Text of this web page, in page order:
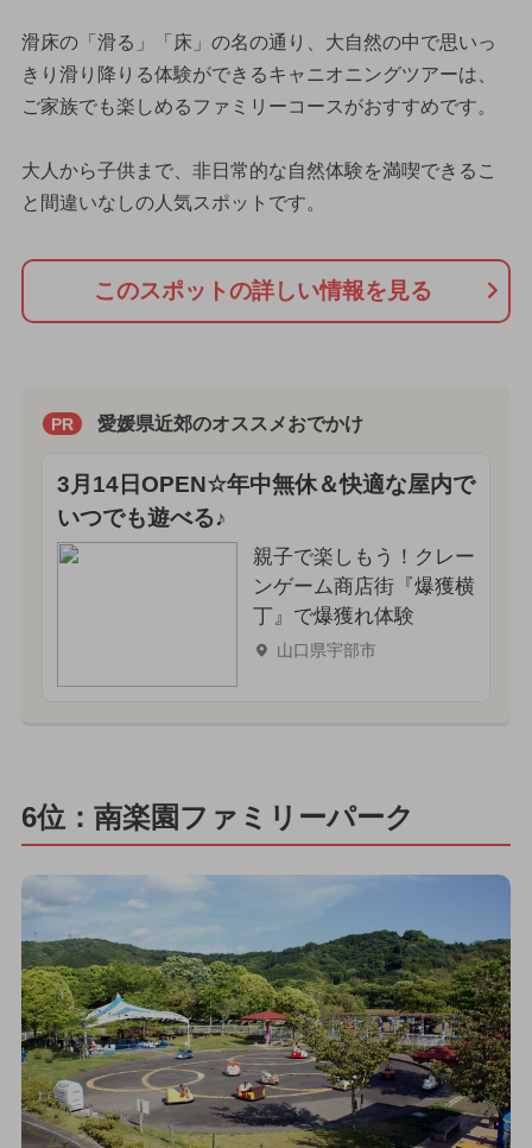
滑床の「滑る」「床」の名の通り、大自然の中で思いっ
きり滑り降りる体験ができるキャニオニングツアーは、
ご家族でも楽しめるファミリーコースがおすすめです。
大人から子供まで、非日常的な自然体験を満喫できるこ
と間違いなしの人気スポットです。
このスポットの詳しい情報を見る
PR 愛媛県近郊のオススメおでかけ
3月14日OPEN☆年中無休＆快適な屋内で
いつでも遊べる♪
親子で楽しもう！クレー
ンゲーム商店街『爆獲横
丁』で爆獲れ体験
山口県宇部市
6位：南楽園ファミリーパーク